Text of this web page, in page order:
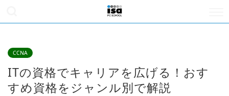
CCNA
ITの資格でキャリアを広げる！おす
すめ資格をジャンル別で解説